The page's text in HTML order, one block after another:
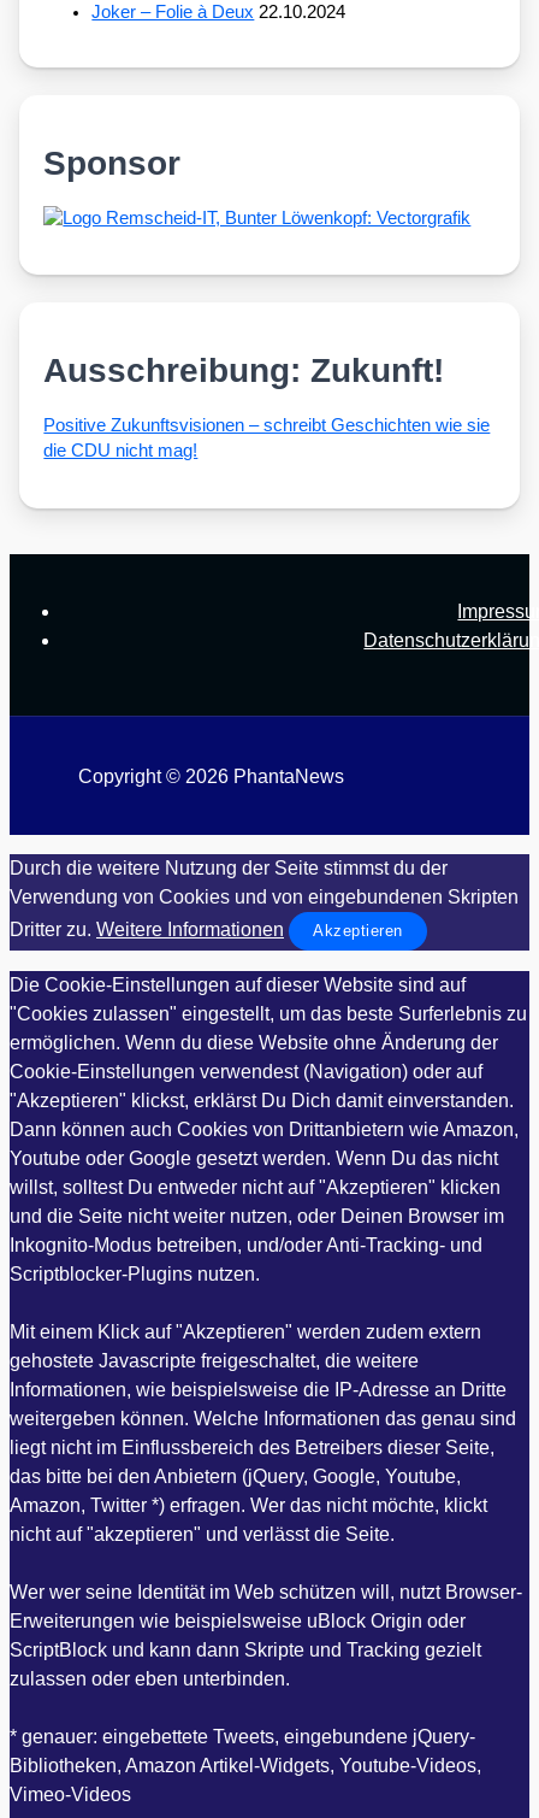
Joker – Folie à Deux 22.10.2024
Sponsor
Ausschreibung: Zukunft!
Posi­ti­ve Zukunfts­vi­sio­nen – schreibt Geschich­ten wie sie
die CDU nicht mag!
Copyright © 2026 PhantaNews
Durch die weitere Nutzung der Seite stimmst du der
Verwendung von Cookies und von eingebundenen Skripten
Dritter zu. Weitere Informationen Akzeptieren
Die Cookie-Einstellungen auf dieser Website sind auf
"Cookies zulassen" eingestellt, um das beste Surferlebnis zu
ermöglichen. Wenn du diese Website ohne Änderung der
Cookie-Einstellungen verwendest (Navigation) oder auf
"Akzeptieren" klickst, erklärst Du Dich damit einverstanden.
Dann können auch Cookies von Drittanbietern wie Amazon,
Youtube oder Google gesetzt werden. Wenn Du das nicht
willst, solltest Du entweder nicht auf "Akzeptieren" klicken
und die Seite nicht weiter nutzen, oder Deinen Browser im
Inkognito-Modus betreiben, und/oder Anti-Tracking- und
Scriptblocker-Plugins nutzen.
Mit einem Klick auf "Akzeptieren" werden zudem extern
gehostete Javascripte freigeschaltet, die weitere
Informationen, wie beispielsweise die IP-Adresse an Dritte
weitergeben können. Welche Informationen das genau sind
liegt nicht im Einflussbereich des Betreibers dieser Seite,
das bitte bei den Anbietern (jQuery, Google, Youtube,
Amazon, Twitter *) erfragen. Wer das nicht möchte, klickt
nicht auf "akzeptieren" und verlässt die Seite.
Wer wer seine Identität im Web schützen will, nutzt Browser-
Erweiterungen wie beispielsweise uBlock Origin oder
ScriptBlock und kann dann Skripte und Tracking gezielt
zulassen oder eben unterbinden.
* genauer: eingebettete Tweets, eingebundene jQuery-
Bibliotheken, Amazon Artikel-Widgets, Youtube-Videos,
Vimeo-Videos